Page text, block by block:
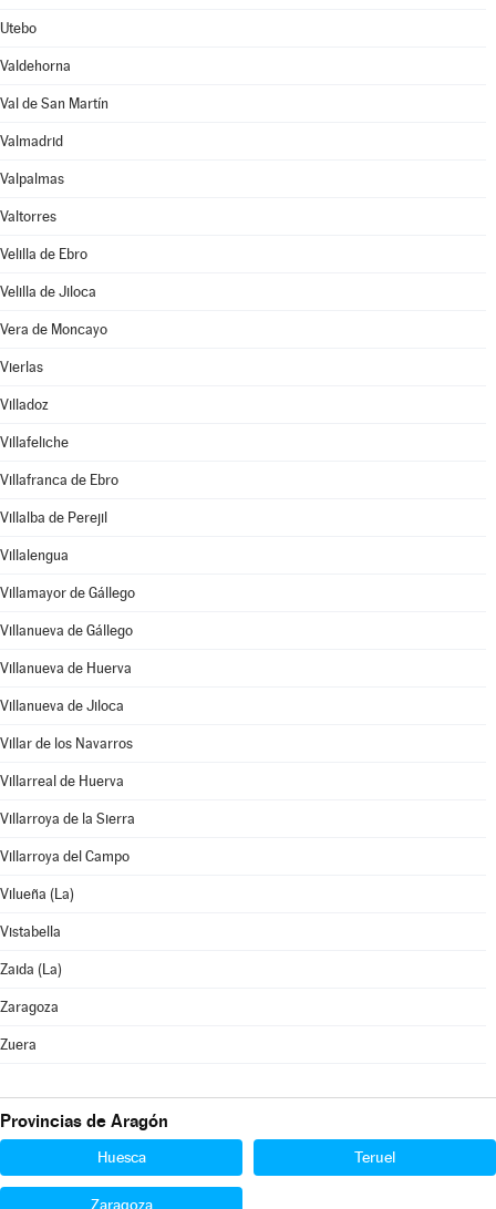
Utebo
Valdehorna
Val de San Martín
Valmadrid
Valpalmas
Valtorres
Velilla de Ebro
Velilla de Jiloca
Vera de Moncayo
Vierlas
Villadoz
Villafeliche
Villafranca de Ebro
Villalba de Perejil
Villalengua
Villamayor de Gállego
Villanueva de Gállego
Villanueva de Huerva
Villanueva de Jiloca
Villar de los Navarros
Villarreal de Huerva
Villarroya de la Sierra
Villarroya del Campo
Vilueña (La)
Vistabella
Zaida (La)
Zaragoza
Zuera
Provincias de Aragón
Huesca Teruel
Zaragoza